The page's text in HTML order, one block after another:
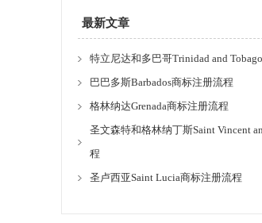
最新文章
特立尼达和多巴哥Trinidad and
巴巴多斯Barbados商标注册流程
格林纳达Grenada商标注册流程
圣文森特和格林纳丁斯Saint Vincent
程
圣卢西亚Saint Lucia商标注册流程